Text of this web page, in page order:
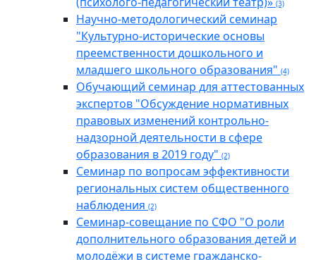
(3)
Научно-методологический семинар
"Культурно-исторические основы
преемственности дошкольного и
младшего школьного образования" (4)
Обучающий семинар для аттестованных
экспертов "Обсуждение нормативных
правовых изменений контрольно-
надзорной деятельности в сфере
образования в 2019 году" (2)
Семинар по вопросам эффективности
региональных систем общественного
наблюдения (2)
Семинар-совещание по СФО "О роли
дополнительного образования детей и
молодёжи в системе гражданско-